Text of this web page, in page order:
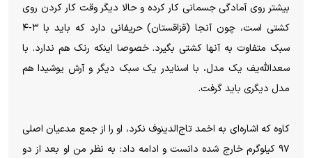
بیشتر روی آمادگی جسمانی کار کرده و حالا دیگر وقت کار کردن روی
کشتی است، چون آنجا (قزاقستان) حریفانی دارد که باید با ۳-۴
سبک متفاوت به آنها کشتی بگیرد. خصوصا اینکه رنک هم ندارد. با
سعدالله‌یف یک مدل، با اسنایدر یک سبک دیگر و آرش یوشیدا هم
مدل دیگری باید گرفت.
کاوه که اشاره‌ای به اخمد تاج‌الدینوف نکرد، او را از جمع مدعیان اصلی
۹۷ کیلوگرم خارج شده دانست و ادامه داد: به نظر من او بعد از دو